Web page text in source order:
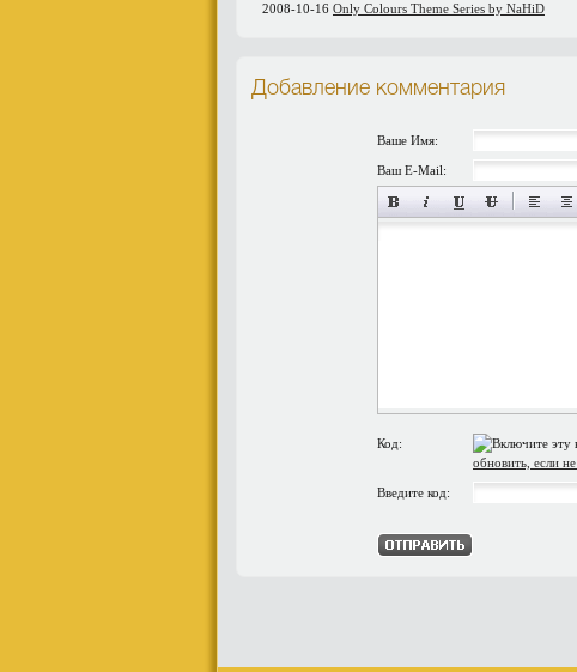
2008-10-16 Only Сolours Theme Series by NaHiD
Добавление комментария
Ваше Имя:
Ваш E-Mail:
Код:
обновить, если
Введите код: